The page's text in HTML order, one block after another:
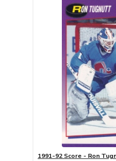
1991-92 Score - Ron